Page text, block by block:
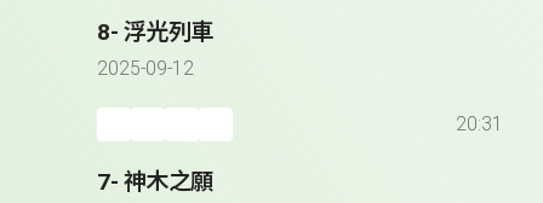
8- 浮光列車
2025-09-12
20:31
7- 神木之願